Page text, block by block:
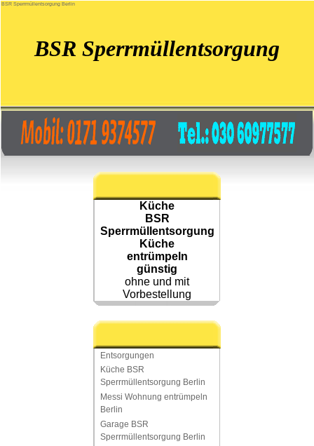
BSR Sperrmüllentsorgung Berlin
BSR Sperrmüllentsorgung
Küche
BSR
Sperrmüllentsorgung
Küche
entrümpeln
günstig
ohne und mit
Vorbestellung
Entsorgungen
Küche BSR
Sperrmüllentsorgung Berlin
Messi Wohnung entrümpeln
Berlin
Garage BSR
Sperrmüllentsorgung Berlin